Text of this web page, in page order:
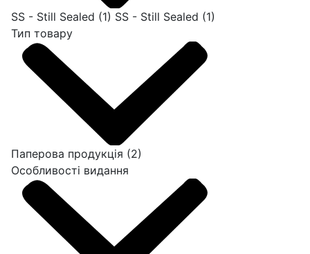
SS - Still Sealed (1) SS - Still Sealed (1)
Тип товару
Паперова продукція (2)
Особливості видання